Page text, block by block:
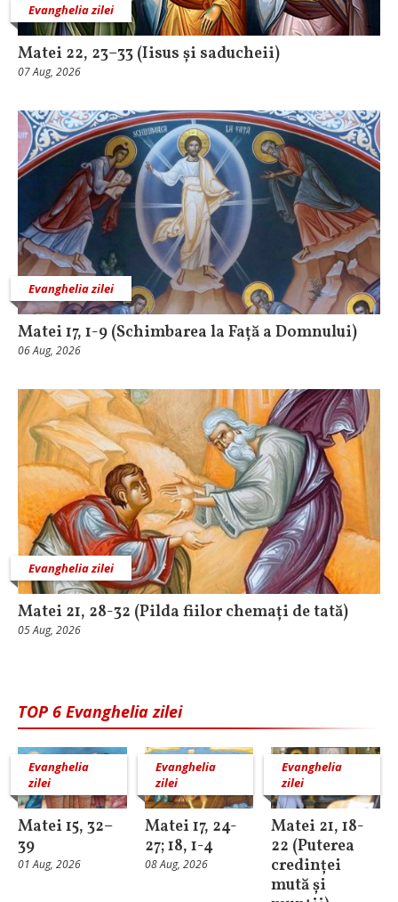
Evanghelia zilei
Matei 22, 23–33 (Iisus și saducheii)
07 Aug, 2026
Evanghelia zilei
Matei 17, 1-9 (Schimbarea la Față a Domnului)
06 Aug, 2026
Evanghelia zilei
Matei 21, 28-32 (Pilda fiilor chemați de tată)
05 Aug, 2026
TOP 6 Evanghelia zilei
Evanghelia
zilei
Matei 15, 32–
39
01 Aug, 2026
Evanghelia
zilei
Matei 17, 24-
27; 18, 1-4
08 Aug, 2026
Evanghelia
zilei
Matei 21, 18-
22 (Puterea
credinței
mută și